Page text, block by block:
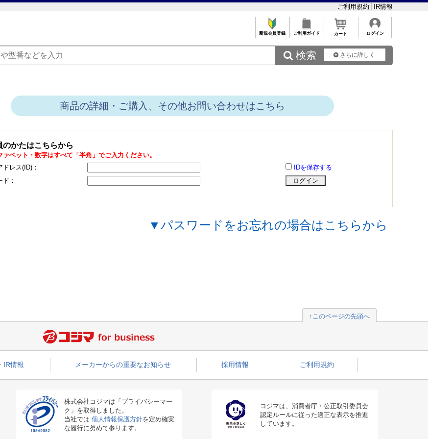
ご利用規約 IR情報
新規会員登録 ご利用ガイド カート ログイン
 検索 さらに詳しく
商品の詳細・ご購入、その他お問い合わせはこちら
のかたはこちらから
ベット・数字はすべて「半角」でご入力ください。
ドレス(ID)：
IDを保存する
ド：
▼パスワードをお忘れの場合はこちらから
↑このページの先頭へ
IR情報 メーカーからの重要なお知らせ 採用情報 ご利用規約
株式会社コジマは「プライバシーマー
ク」を取得しました。
当社では 個人情報保護方針を定め確実
な履行に努めて参ります。
コジマは、消費者庁・公正取引委員会
認定ルールに従った適正な表示を推進
しています。